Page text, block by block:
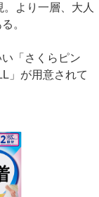
より一層、大人
。
「さくらピン
」が用意されて